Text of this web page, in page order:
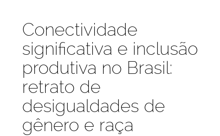
Publicações
Conectividade
significativa e inclusão
produtiva no Brasil:
retrato de
desigualdades de
gênero e raça